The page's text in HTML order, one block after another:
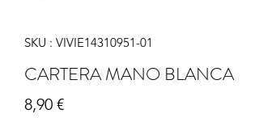
SKU : VIVIE14310951-01
CARTERA MANO BLANCA
8,90 €Prix